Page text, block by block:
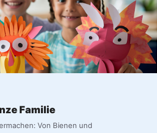
Familie
Von Bienen und